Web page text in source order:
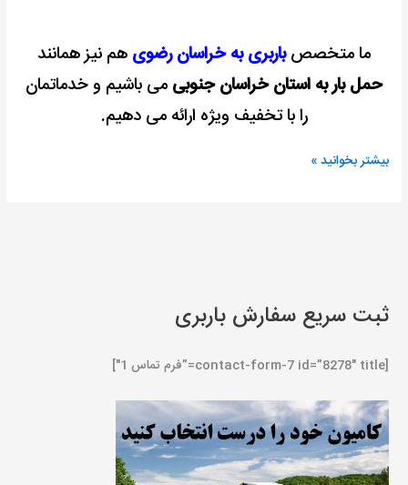
ما متخصصباربری به خراسان رضوی هم نیز همانند
حمل بار به استان خراسان جنوبی می باشیم و خدماتمان
را با تخفیف ویژه ارائه می دهیم.
بیشتر بخوانید »
ثبت سریع سفارش باربری
[contact-form-7 id=”8278″ title=”فرم تماس 1″]